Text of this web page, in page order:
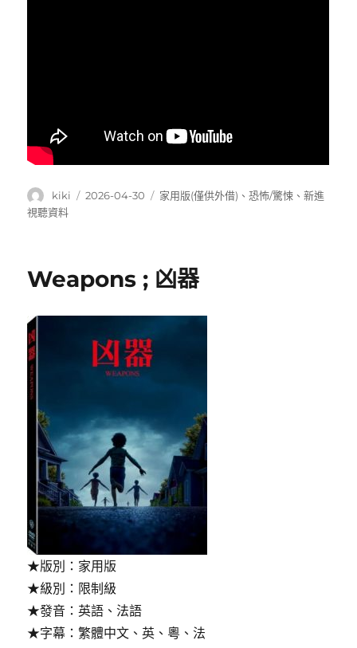
作
者
kiki
發
2026-04-30
分
家用版(僅供外借) 、恐怖/驚悚 、新進
視聽資料
Weapons ; 凶器
★版別：家用版
★級別：限制級
★發音：英語、法語
★字幕：繁體中文、英、粵、法